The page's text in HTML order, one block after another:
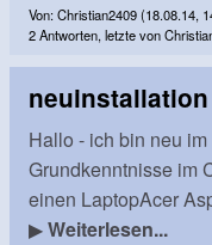
Von: Christian2409 (18.08.14,
2 Antworten, letzte von
Hallo - ich bin neu
Grundkenntnisse im
einen LaptopAcer
▶Weiterlesen...